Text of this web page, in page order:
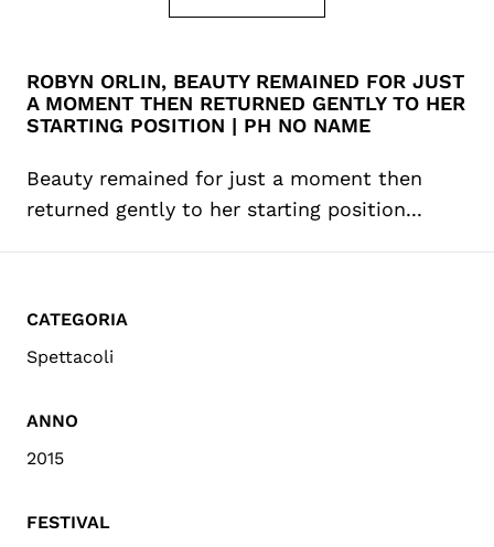
ROBYN ORLIN, BEAUTY REMAINED FOR JUST
A MOMENT THEN RETURNED GENTLY TO HER
STARTING POSITION | PH NO NAME
Beauty remained for just a moment then
returned gently to her starting position...
CATEGORIA
Spettacoli
ANNO
2015
FESTIVAL